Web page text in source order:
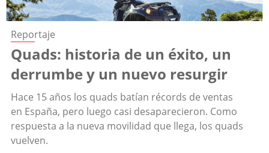
Reportaje
Quads: historia de un éxito, un
derrumbe y un nuevo resurgir
Hace 15 años los quads batían récords de ventas
en España, pero luego casi desaparecieron. Como
respuesta a la nueva movilidad que llega, los quads
vuelven.